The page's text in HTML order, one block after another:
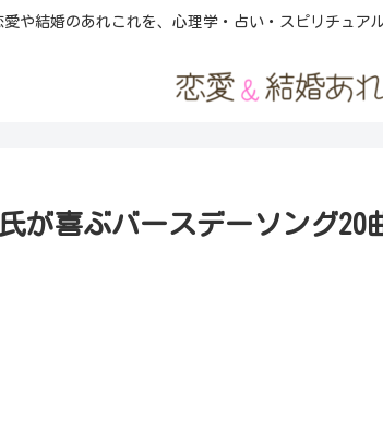
愛や結婚のあれこれを、心理学・占い・スピリチュア
が喜ぶバースデーソング20